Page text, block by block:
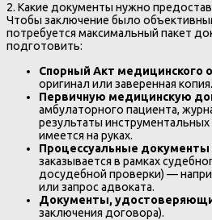
2. Какие документы нужно
Чтобы заключение было
потребуется максимальный пакет
подготовить:
Спорный Акт медицинского
оригинал или заверенная копия.
Первичную медицинскую
амбулаторного пациента,
результаты
имеется на руках.
Процессуальные документы
заказывается в рамках
досудебной проверки) —
или запрос адвоката.
Документы,
заключения договора).